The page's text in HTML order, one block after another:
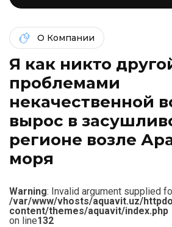
О Компании
Я как никто
проблемами
некачественной
вырос в
регионе возле
моря
Warning: Invalid argument supplied
/var/www/vhosts/aquavit.uz/
content/themes/aquavit/index.php
on line132